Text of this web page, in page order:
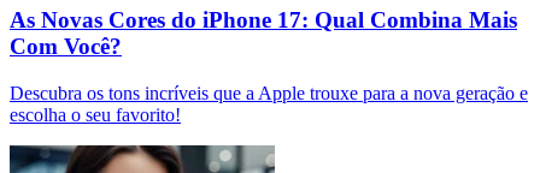
As Novas Cores do iPhone 17: Qual Combina Mais
Com Você?
Descubra os tons incríveis que a Apple trouxe para a nova geração e
escolha o seu favorito!